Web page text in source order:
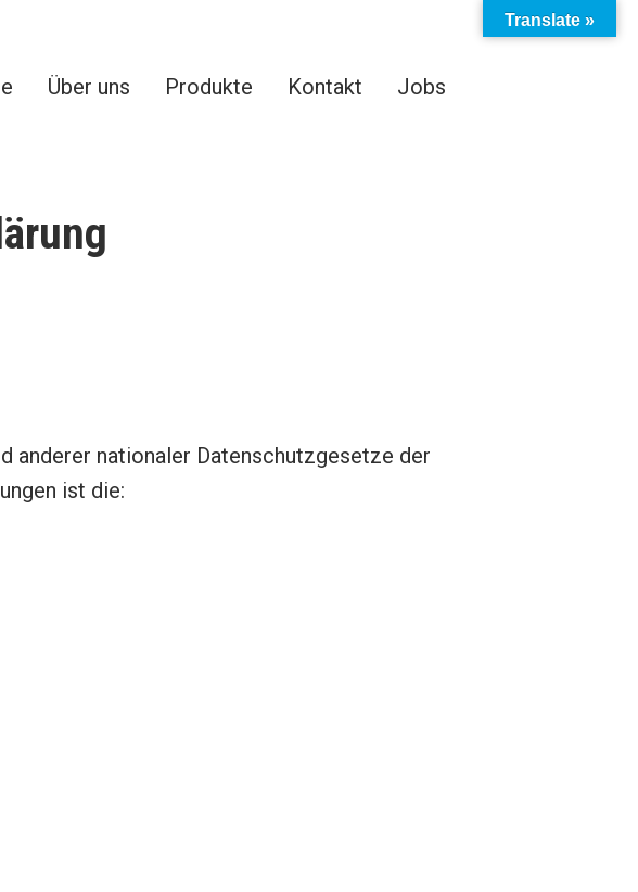
Über uns Produkte Kontakt Jobs
anderer nationaler Datenschutzgesetze der
ist die:
Translate »